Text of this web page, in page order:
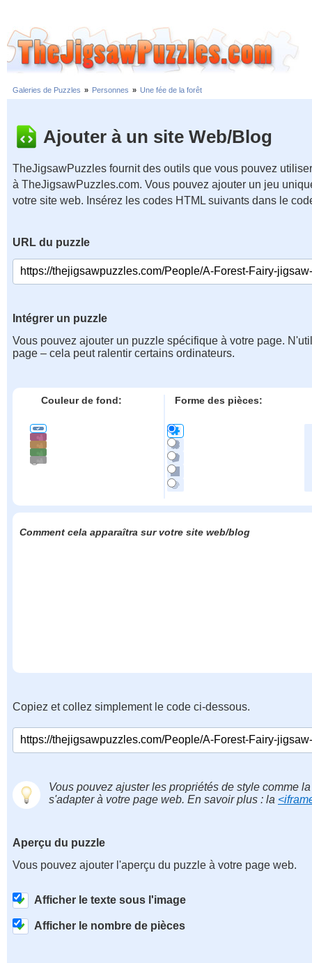
Galeries de Puzzles » Personnes » Une fée de la forêt
Ajouter à un site Web/Blog
TheJigsawPuzzles fournit des outils que vous pouvez
à TheJigsawPuzzles.com. Vous pouvez ajouter un jeu
votre site web. Insérez les codes HTML suivants dans le
URL du puzzle
Intégrer un puzzle
Vous pouvez ajouter un puzzle spécifique à votre page.
page – cela peut ralentir certains ordinateurs.
Couleur de fond: Forme des pièces:
Comment cela apparaîtra sur votre site web/blog
Copiez et collez simplement le code ci-dessous.
Vous pouvez ajuster les propriétés de style comme
s'adapter à votre page web. En savoir plus : la
Aperçu du puzzle
Vous pouvez ajouter l'aperçu du puzzle à votre page web.
Afficher le texte sous l'image
Afficher le nombre de pièces